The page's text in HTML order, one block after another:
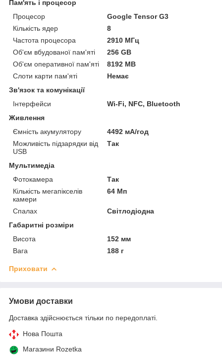
Пам'ять і процесор
Процесор
Google Tensor G3
Кількість ядер
8
Частота процесора
2910 МГц
Об'єм вбудованої пам'яті
256 GB
Об'єм оперативної пам'яті
8192 MB
Слоти карти пам'яті
Немає
Зв'язок та комунікації
Інтерфейси
Wi-Fi, NFC, Bluetooth
Живлення
Ємність акумулятору
4492 мА/год
Можливість підзарядки від
USB
Так
Мультимедіа
Фотокамера
Так
Кількість мегапікселів
камери
64 Мп
Спалах
Світлодіодна
Габаритні розміри
Висота
152 мм
Вага
188 г
Приховати
Умови доставки
Доставка здійснюється тільки по передоплаті.
Нова Пошта
Магазини Rozetka